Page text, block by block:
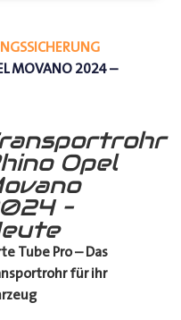
MOVANO 2024 –
Opel
–
Tube Pro – Das
für ihr